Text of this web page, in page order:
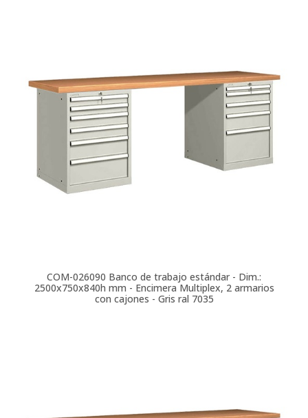
COM-026090 Banco de trabajo estándar - Dim.:
2500x750x840h mm - Encimera Multiplex, 2 armarios
con cajones - Gris ral 7035